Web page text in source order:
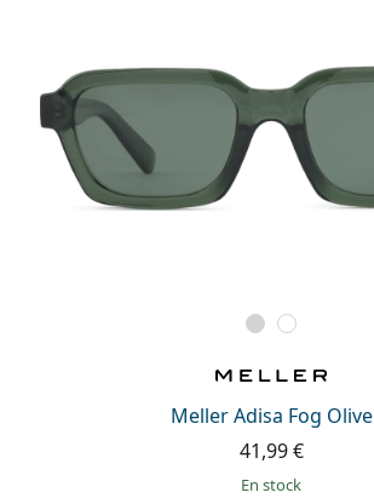
Meller Adisa Fog Olive
41,99 €
en stock